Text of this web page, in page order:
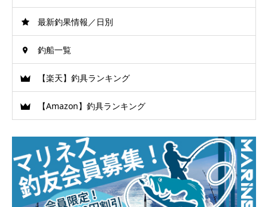
最新釣果情報／日別
釣船一覧
【楽天】釣具ランキング
【Amazon】釣具ランキング